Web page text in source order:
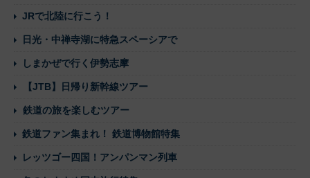
JRで北陸に行こう！
日光・中禅寺湖に特急スペーシアで
しまかぜで行く伊勢志摩
【JTB】日帰り新幹線ツアー
鉄道の旅を楽しむツアー
鉄道ファン集まれ！ 鉄道博物館特集
レッツゴー四国！アンパンマン列車